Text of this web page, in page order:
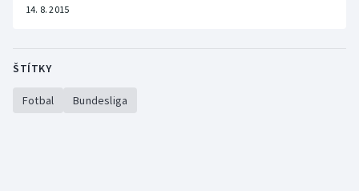
14. 8. 2015
ŠTÍTKY
Fotbal Bundesliga